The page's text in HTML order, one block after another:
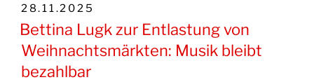
VERÖFFENTLICHT
AM
28.11.2025
Bettina Lugk zur Entlastung von
Weihnachtsmärkten: Musik bleibt
bezahlbar